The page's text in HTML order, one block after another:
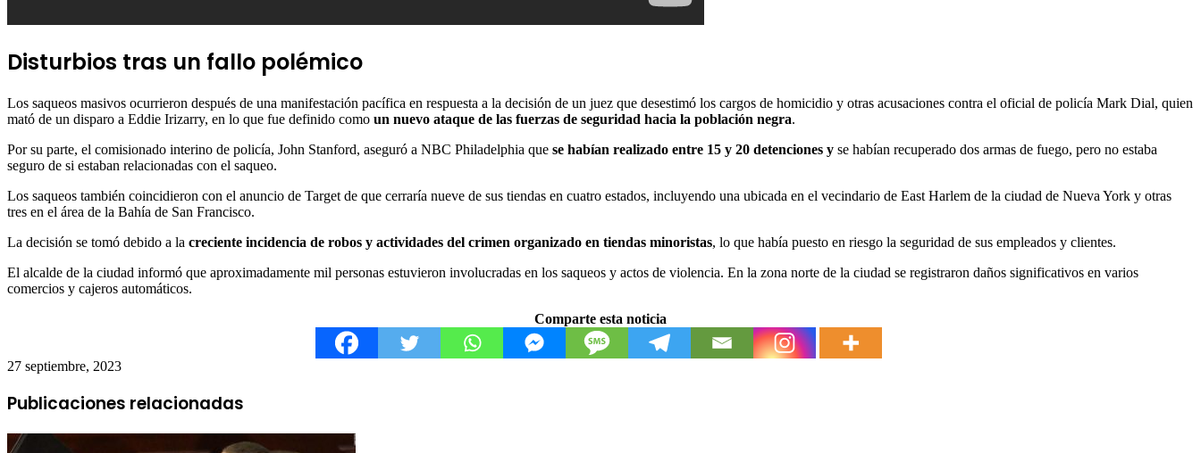
Disturbios tras un fallo polémico
Los saqueos masivos ocurrieron después de una manifestación pacífica en respuesta a la decisión de un juez que desestimó los cargos de homicidio y otras acusaciones contra el oficial de policía Mark Dial, quien
mató de un disparo a Eddie Irizarry, en lo que fue definido como un nuevo ataque de las fuerzas de seguridad hacia la población negra.
Por su parte, el comisionado interino de policía, John Stanford, aseguró a NBC Philadelphia que se habían realizado entre 15 y 20 detenciones y se habían recuperado dos armas de fuego, pero no estaba
seguro de si estaban relacionadas con el saqueo.
Los saqueos también coincidieron con el anuncio de Target de que cerraría nueve de sus tiendas en cuatro estados, incluyendo una ubicada en el vecindario de East Harlem de la ciudad de Nueva York y otras
tres en el área de la Bahía de San Francisco.
La decisión se tomó debido a la creciente incidencia de robos y actividades del crimen organizado en tiendas minoristas, lo que había puesto en riesgo la seguridad de sus empleados y clientes.
El alcalde de la ciudad informó que aproximadamente mil personas estuvieron involucradas en los saqueos y actos de violencia. En la zona norte de la ciudad se registraron daños significativos en varios
comercios y cajeros automáticos.
Comparte esta noticia
27 septiembre, 2023
Publicaciones relacionadas